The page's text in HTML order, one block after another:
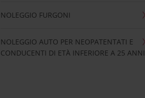
NOLEGGIO FURGONI
NOLEGGIO AUTO PER NEOPATENTATI E
CONDUCENTI DI ETÀ INFERIORE A 25 ANNI